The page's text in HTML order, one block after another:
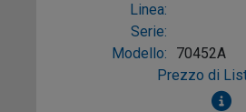
Linea:
Serie:
Modello:
70452A
Prezzo di